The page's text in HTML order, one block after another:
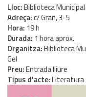
Lloc Biblioteca
Adreça c/ Gran, 3-5
Hora 19 h
Durada 1 hora aprox.
Organitza Biblioteca
Gel
Preu Entrada lliure
Tipus d'acte Literatura